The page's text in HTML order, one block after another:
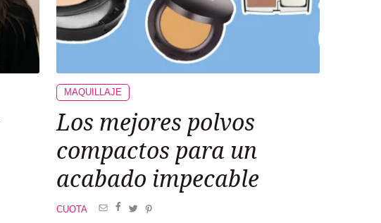
MAQUILLAJE
Los mejores polvos
compactos para un
acabado impecable
CUOTA